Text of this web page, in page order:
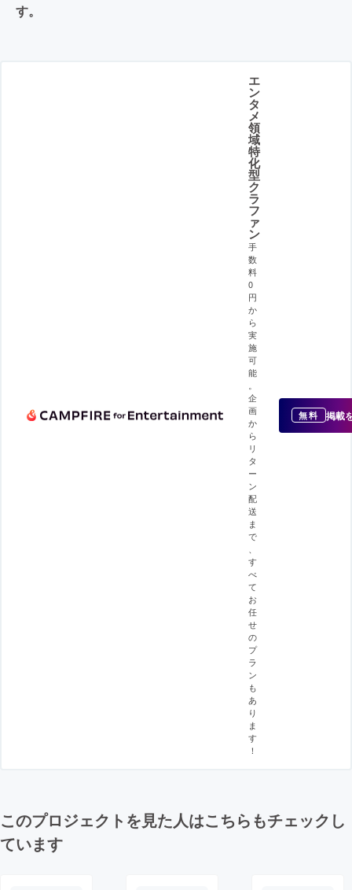
す。
エ
ン
タ
メ
領
域
特
化
型
ク
ラ
フ
ァ
ン
手
数
料
0
円
か
ら
実
施
可
能
企
画
か
ら
リ
タ
ー
ン
配
送
ま
で
す
べ
て
お
任
せ
の
プ
ラ
ン
も
あ
り
ま
す
！
無料 掲載
このプロジェクトを見た人はこちらもチェックし
ています